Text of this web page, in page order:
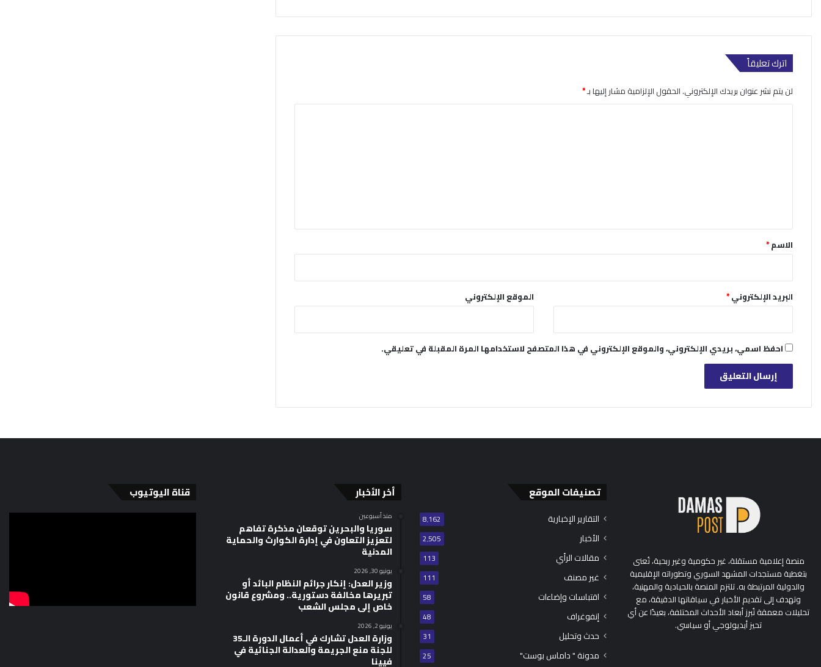
اترك تعليقاً
لن يتم نشر عنوان بريدك الإلكتروني.الحقول الإلزامية مشار إليها بـ*
*الاسم*
البريد الإلكتروني* الموقع الإلكتروني
احفظ اسمي، بريدي الإلكتروني، والموقع الإلكتروني في هذا المتصفح لاستخدامها المرة المقبلة في تعليقي.
منصة إعلامية مستقلة، غير حكومية وغير ربحية، تُعنى
بتغطية مستجدات المشهد السوري وتطوراته الإقليمية
والدولية المرتبطة به. تلتزم المنصة بالحيادية والمهنية،
وتهدف إلى تقديم الأخبار في سياقاتها الدقيقة، مع
تحليلات معمقة تُبرز أبعاد الأحداث المختلفة، بعيدًا عن أي
تحيز أيديولوجي أو سياسي.
تصنيفات الموقع
التقارير الإخبارية 8٬162
الأخبار 2٬505
مقالات الرأي 113
غير مصنف 111
اقتباسات وإضاءات 58
إنفوغراف 48
حدث وتحليل 31
مدونة " داماس بوست" 25
أخر الأخبار
منذ أسبوعين
سوريا والبحرين توقعان مذكرة تفاهم
لتعزيز التعاون في إدارة الكوارث والحماية
المدنية
يونيو 30, 2026
وزير العدل: إنكار جرائم النظام البائد أو
تبريرها مخالفة دستورية.. ومشروع قانون
خاص إلى مجلس الشعب
يونيو 2, 2026
وزارة العدل تشارك في أعمال الدورة الـ35
للجنة منع الجريمة والعدالة الجنائية في
فيينا
قناة اليوتيوب